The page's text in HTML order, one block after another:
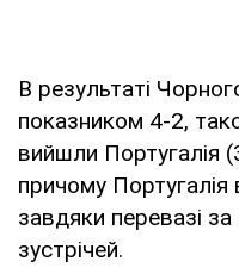
В результаті
показником 4-2,
вийшли Португалія
причому
завдяки перевазі
зустрічей.